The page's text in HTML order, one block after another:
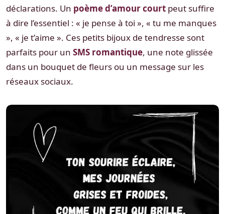
déclarations. Un poème d’amour court peut suffire
à dire l’essentiel : « je pense à toi », « tu me manques
», « je t’aime ». Ces petits bijoux de tendresse sont
parfaits pour un SMS romantique, une note glissée
dans un bouquet de fleurs ou un message sur les
réseaux sociaux.